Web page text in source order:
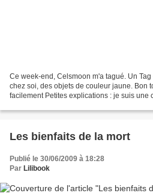
Ce week-end, Celsmoon m'a tagué. Un
chez soi, des objets de couleur jaune. Bon
facilement Petites explications : je suis une
Les bienfaits de la mort
Publié le 30/06/2009 à 18:28
Par Lilibook